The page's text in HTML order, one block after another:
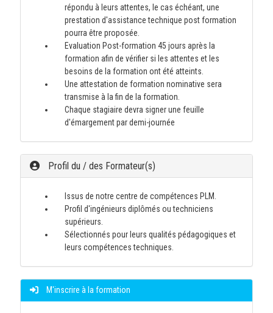
répondu à leurs attentes, le cas échéant, une
prestation d'assistance technique post formation
pourra être proposée.
Evaluation Post-formation 45 jours après la
formation afin de vérifier si les attentes et les
besoins de la formation ont été atteints.
Une attestation de formation nominative sera
transmise à la fin de la formation.
Chaque stagiaire devra signer une feuille
d'émargement par demi-journée
Profil du / des Formateur(s)
Issus de notre centre de compétences PLM.
Profil d'ingénieurs diplômés ou techniciens
supérieurs.
Sélectionnés pour leurs qualités pédagogiques et
leurs compétences techniques.
M'inscrire à la formation